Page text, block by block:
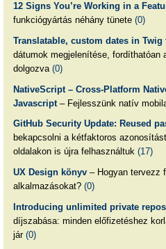
12 Signs You’re Working in a
funkciógyártás néhány tünete (0)
Translatable, custom dates in
dátumok megjelenítése, fordíthatóan
dolgozva (0)
NativeScript – Cross-Platform
Javascript– Fejlesszünk natív
GitHub Security Update: Reused
bekapcsolni a kétfaktoros
oldalakon is újra felhasználtuk (17)
UX Design könyv– Hogyan tervezz
alkalmazásokat? (0)
Introducing unlimited private
díjszabása: minden előfizetéshez
jár (0)